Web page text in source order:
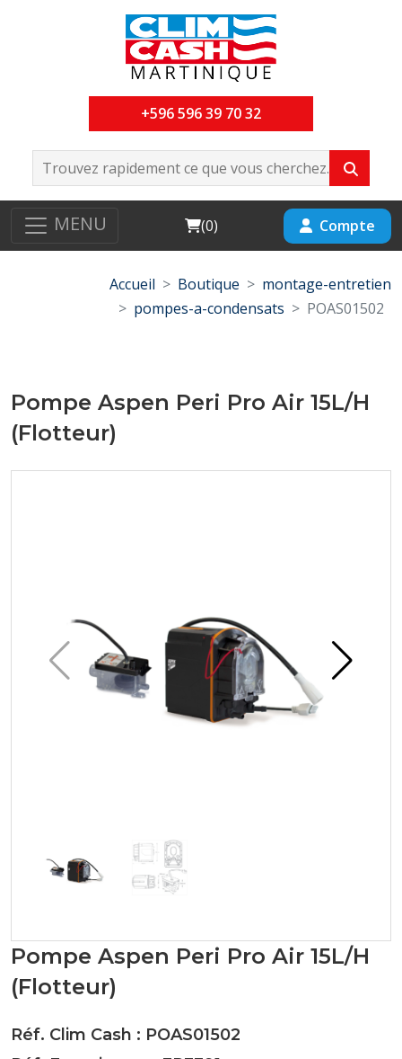
+596 596 39 70 32
MENU Cart
(0) Compte
Accueil Boutique
montage-entretien
pompes-a-condensats
POAS01502
Pompe Aspen Peri Pro Air 15L/H
(Flotteur)
Pompe Aspen Peri Pro Air 15L/H
(Flotteur)
Réf. Clim Cash : POAS01502